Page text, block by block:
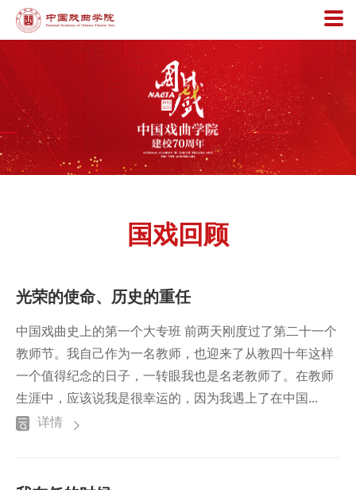
国戏回顾
光荣的使命、历史的重任
中国戏曲史上的第一个大专班 前两天刚度过了第二十一个
教师节。我自己作为一名教师，也迎来了从教四十年这样
一个值得纪念的日子，一转眼我也是名老教师了。在教师
生涯中，应该说我是很幸运的，因为我遇上了在中国...
详情